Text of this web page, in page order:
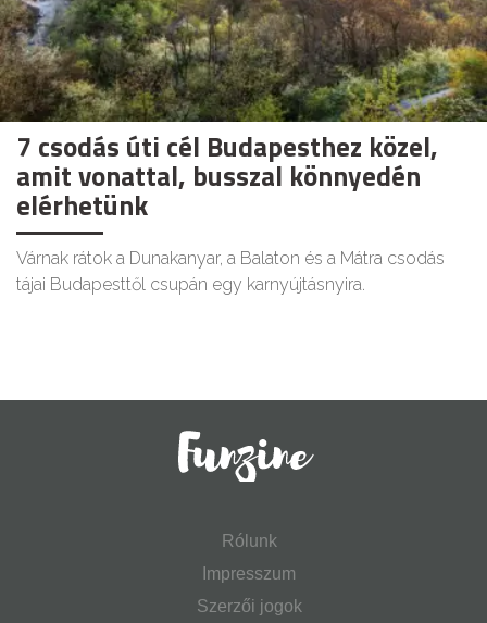
7 csodás úti cél Budapesthez közel,
amit vonattal, busszal könnyedén
elérhetünk
Várnak rátok a Dunakanyar, a Balaton és a Mátra csodás
tájai Budapesttől csupán egy karnyújtásnyira.
Rólunk
Impresszum
Szerzői jogok